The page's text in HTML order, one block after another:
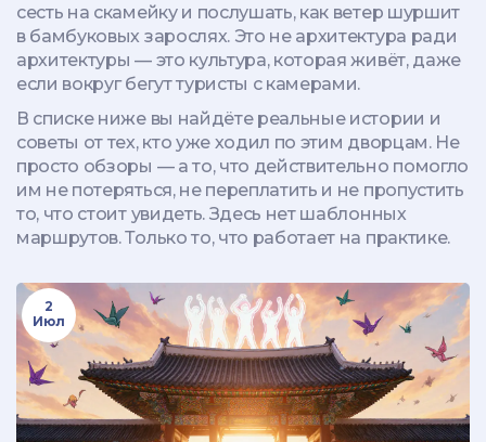
сесть на скамейку и послушать, как ветер шуршит
в бамбуковых зарослях. Это не архитектура ради
архитектуры — это культура, которая живёт, даже
если вокруг бегут туристы с камерами.
В списке ниже вы найдёте реальные истории и
советы от тех, кто уже ходил по этим дворцам. Не
просто обзоры — а то, что действительно помогло
им не потеряться, не переплатить и не пропустить
то, что стоит увидеть. Здесь нет шаблонных
маршрутов. Только то, что работает на практике.
2
Июл